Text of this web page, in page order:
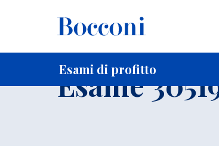
Esami di profitto
Home Per studenti iscritti
Esame